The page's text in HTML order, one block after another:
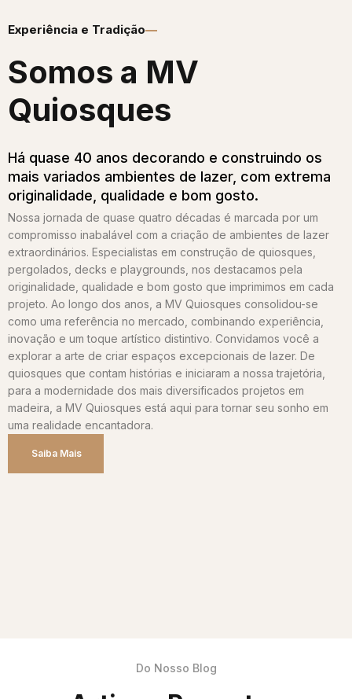
Experiência e Tradição
Somos a MV
Quiosques​
Há quase 40 anos decorando e construindo os
mais variados ambientes de lazer, com extrema
originalidade, qualidade e bom gosto.
Nossa jornada de quase quatro décadas é marcada por um
compromisso inabalável com a criação de ambientes de lazer
extraordinários. Especialistas em construção de quiosques,
pergolados, decks e playgrounds, nos destacamos pela
originalidade, qualidade e bom gosto que imprimimos em cada
projeto. Ao longo dos anos, a MV Quiosques consolidou-se
como uma referência no mercado, combinando experiência,
inovação e um toque artístico distintivo. Convidamos você a
explorar a arte de criar espaços excepcionais de lazer. De
quiosques que contam histórias e iniciaram a nossa trajetória,
para a modernidade dos mais diversificados projetos em
madeira, a MV Quiosques está aqui para tornar seu sonho em
uma realidade encantadora.
Saiba Mais
Do Nosso Blog